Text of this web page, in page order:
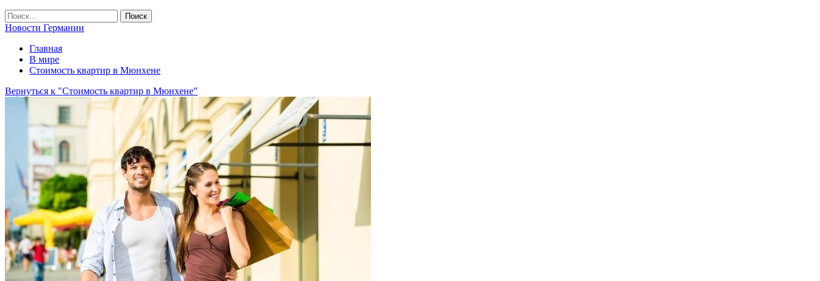
Новости Германии
Главная
В мире
Стоимость квартир в Мюнхене
Вернуться к "Стоимость квартир в Мюнхене"